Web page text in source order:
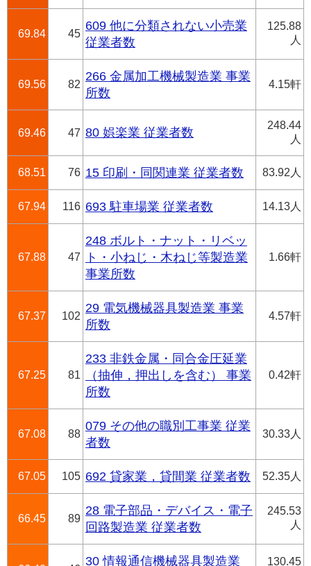
69.84 45
609 他に分類されない小売業
従業者数
125.88
人
69.56 82
266 金属加工機械製造業 事業
所数
4.15軒
69.46 47 80 娯楽業 従業者数
248.44
人
68.51 76 15 印刷・同関連業 従業者数 83.92人
67.94 116 693 駐車場業 従業者数 14.13人
67.88 47
248 ボルト・ナット・リベッ
ト・小ねじ・木ねじ等製造業
事業所数
1.66軒
67.37 102
29 電気機械器具製造業 事業
所数
4.57軒
67.25 81
233 非鉄金属・同合金圧延業
（抽伸，押出しを含む） 事業
所数
0.42軒
67.08 88
079 その他の職別工事業 従業
者数
30.33人
67.05 105 692 貸家業，貸間業 従業者数 52.35人
66.45 89
28 電子部品・デバイス・電子
回路製造業 従業者数
245.53
人
30 情報通信機械器具製造業
130.45